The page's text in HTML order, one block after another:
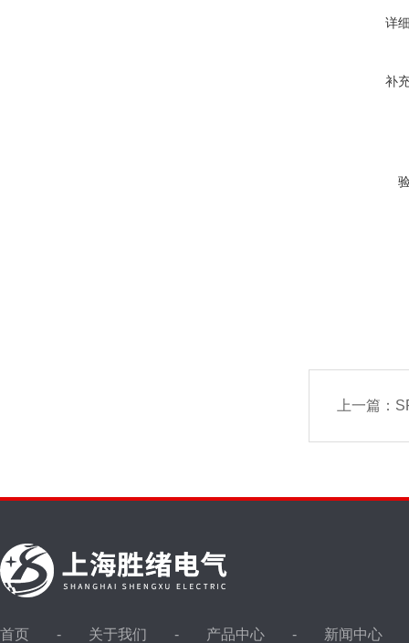
详
补
上一篇：
首页 关于我们 产品中心 新闻中心